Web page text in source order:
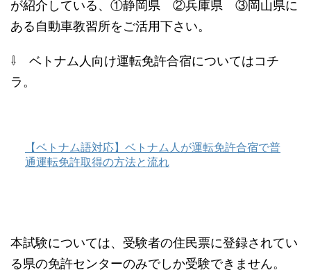
が紹介している、①静岡県 ②兵庫県 ③岡山県に
ある自動車教習所をご活用下さい。
⇩ ベトナム人向け運転免許合宿についてはコチ
ラ。
【ベトナム語対応】ベトナム人が運転免許合宿で普
通運転免許取得の方法と流れ
本試験については、受験者の住民票に登録されてい
る県の免許センターのみでしか受験できません。